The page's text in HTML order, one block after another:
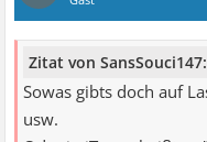
Zitat von SansSouci147:
Sowas gibts doch auf
usw.